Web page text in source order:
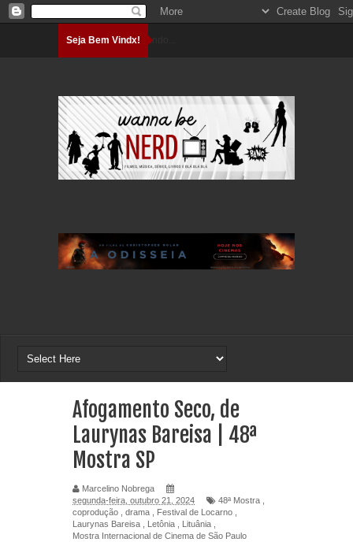
Seja Bem Vindx!Carregando...
Afogamento Seco, de
Laurynas Bareisa | 48ª
Mostra SP
Marcelino Nobrega
segunda-feira, outubro 21, 2024
48ª Mostra
coprodução
drama Festival de Locarno
Laurynas Bareisa
Letônia Lituânia
Mostra Internacional de Cinema de São Paulo